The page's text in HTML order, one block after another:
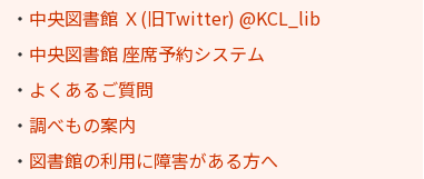
・ 中央図書館 Ｘ(旧Twitter) @KCL_lib
・ 中央図書館 座席予約システム
・ よくあるご質問
・ 調べもの案内
・ 図書館の利用に障害がある方へ